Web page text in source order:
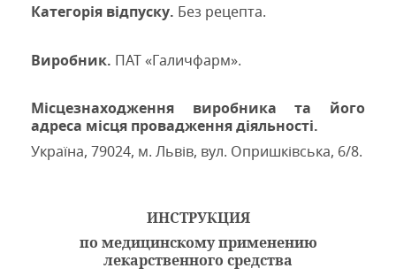
Категорія відпуску. Без рецепта.
Виробник. ПАТ «Галичфарм».
Місцезнаходження виробника та його
адреса місця провадження діяльності.
Україна, 79024, м. Львів, вул. Опришківська, 6/8.
ИНСТРУКЦИЯ
по медицинскому применению
лекарственного средства